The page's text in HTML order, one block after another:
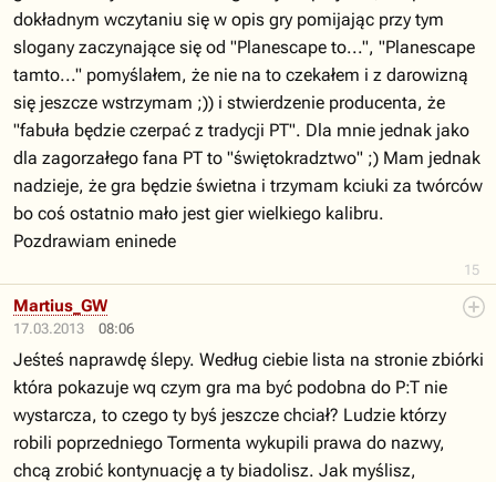
15
dokładnym wczytaniu się w opis gry pomijając przy tym
slogany zaczynające się od "Planescape to...", "Planescape
tamto..." pomyślałem, że nie na to czekałem i z darowizną
się jeszcze wstrzymam ;)) i stwierdzenie producenta, że
"fabuła będzie czerpać z tradycji PT". Dla mnie jednak jako
dla zagorzałego fana PT to "świętokradztwo" ;) Mam jednak
nadzieje, że gra będzie świetna i trzymam kciuki za twórców
bo coś ostatnio mało jest gier wielkiego kalibru.
Pozdrawiam eninede
17.03.2013 08:06
Martius_GW
Jeśteś naprawdę ślepy. Według ciebie lista na stronie zbiórki
która pokazuje wq czym gra ma być podobna do P:T nie
wystarcza, to czego ty byś jeszcze chciał? Ludzie którzy
robili poprzedniego Tormenta wykupili prawa do nazwy,
chcą zrobić kontynuację a ty biadolisz. Jak myślisz,